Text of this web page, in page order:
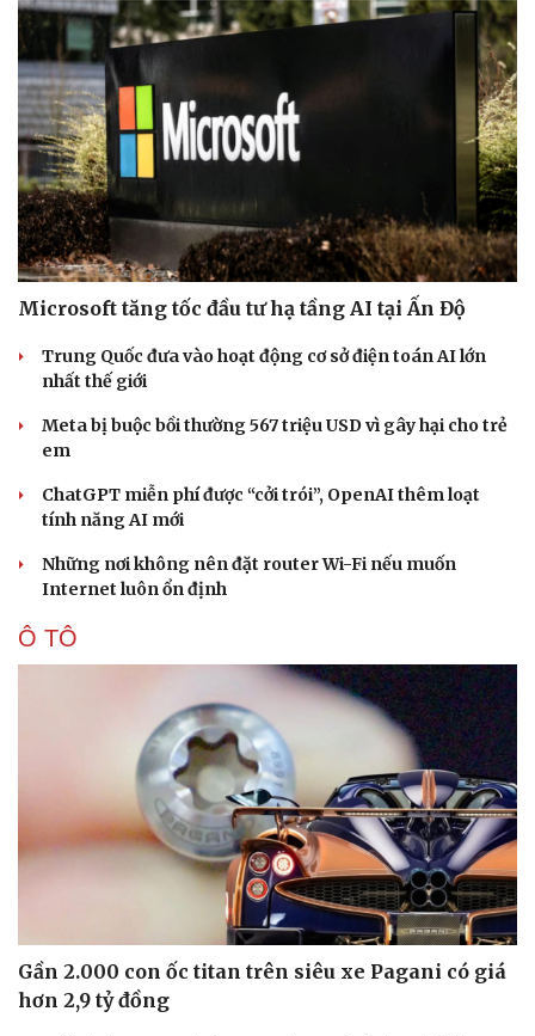
Sức khỏe
Dinh dưỡng - món ngon
Cây thuốc
Sản phụ khoa
Nhi khoa
Nam khoa
Làm đẹp - giảm cân
Phòng mạch online
Ăn sạch sống khỏe
Đời sống
Nhà đẹp
Blog
Microsoft tăng tốc đầu tư hạ tầng AI tại Ấn Độ
Trung Quốc đưa vào hoạt động cơ sở điện toán AI lớn
nhất thế giới
Meta bị buộc bồi thường 567 triệu USD vì gây hại cho trẻ
em
ChatGPT miễn phí được “cởi trói”, OpenAI thêm loạt
tính năng AI mới
Những nơi không nên đặt router Wi-Fi nếu muốn
Internet luôn ổn định
Ô TÔ
Gần 2.000 con ốc titan trên siêu xe Pagani có giá
hơn 2,9 tỷ đồng